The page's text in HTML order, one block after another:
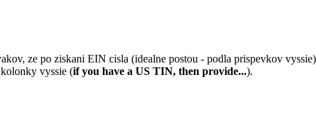
ze po ziskani EIN cisla (idealne postou - podla prispevkov
vyssie (if you have a US TIN, then provide...).